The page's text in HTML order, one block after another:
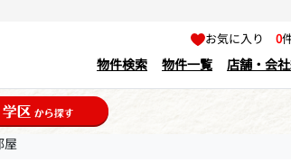
お気に入り0
物件検索 物件一覧 店舗・会
屋